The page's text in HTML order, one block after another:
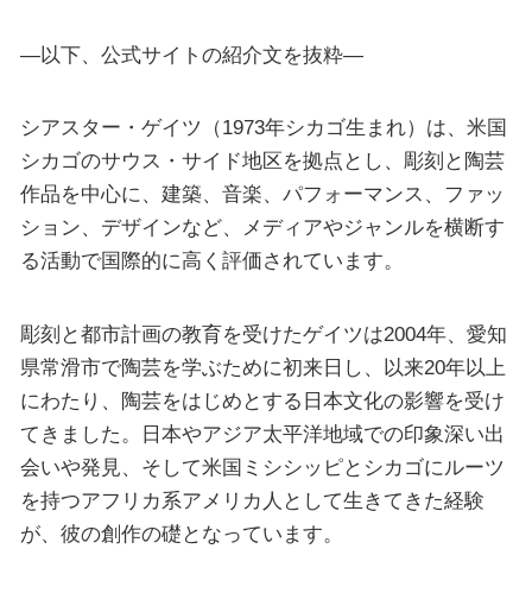
—以下、公式サイトの紹介文を抜粋—
シアスター・ゲイツ（1973年シカゴ生まれ）は、米国
シカゴのサウス・サイド地区を拠点とし、彫刻と陶芸
作品を中心に、建築、音楽、パフォーマンス、ファッ
ション、デザインなど、メディアやジャンルを横断す
る活動で国際的に高く評価されています。
彫刻と都市計画の教育を受けたゲイツは2004年、愛知
県常滑市で陶芸を学ぶために初来日し、以来20年以上
にわたり、陶芸をはじめとする日本文化の影響を受け
てきました。日本やアジア太平洋地域での印象深い出
会いや発見、そして米国ミシシッピとシカゴにルーツ
を持つアフリカ系アメリカ人として生きてきた経験
が、彼の創作の礎となっています。